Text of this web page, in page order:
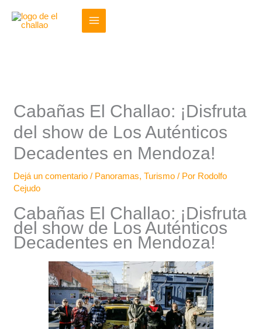
Cabañas El Challao: ¡Disfruta
del show de Los Auténticos
Decadentes en Mendoza!
Dejá un comentario / Panoramas,Turismo / Por Rodolfo
Cejudo
Cabañas El Challao: ¡Disfruta
del show de Los Auténticos
Decadentes en Mendoza!